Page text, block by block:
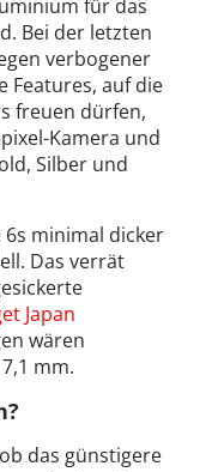
für das
Bei der letzten
verbogener
Features, auf die
freuen dürfen,
Kamera und
Silber und
minimal dicker
Das verrät
Japan
wären
mm.
das günstigere